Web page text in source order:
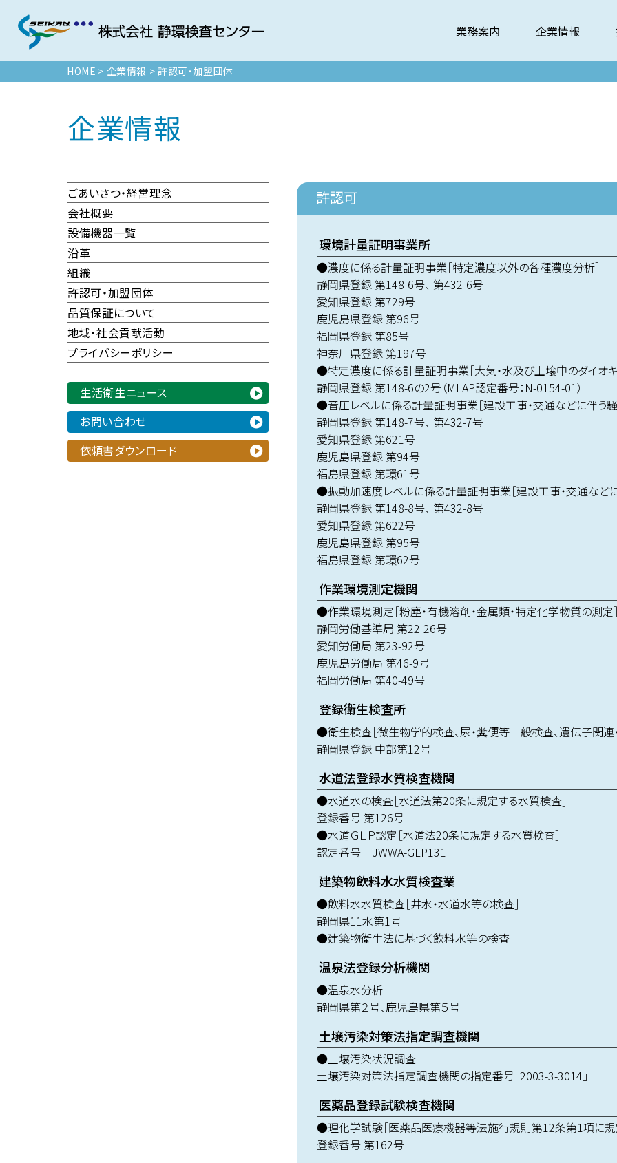
業務案内 企業情報
HOME > 企業情報 > 許認可・加盟団体
企業情報
ごあいさつ・経営理念
会社概要
設備機器一覧
沿革
組織
許認可・加盟団体
品質保証について
地域・社会貢献活動
プライバシーポリシー
生活衛生ニュース
お問い合わせ
依頼書ダウンロード
許認可
環境計量証明事業所
●濃度に係る計量証明事業［特定濃度以外の各種濃度分析］
静岡県登録 第148-6号、 第432-6号
愛知県登録 第729号
鹿児島県登録 第96号
福岡県登録 第85号
神奈川県登録 第197号
●特定濃度に係る計量証明事業［大気・水及び土壌中のダイオキ
静岡県登録 第148-6の2号（MLAP認定番号：N-0154-01）
●音圧レベルに係る計量証明事業［建設工事・交通などに伴う騒
静岡県登録 第148-7号、 第432-7号
愛知県登録 第621号
鹿児島県登録 第94号
福島県登録 第環61号
●振動加速度レベルに係る計量証明事業［建設工事・交通など
静岡県登録 第148-8号、 第432-8号
愛知県登録 第622号
鹿児島県登録 第95号
福島県登録 第環62号
作業環境測定機関
●作業環境測定［粉塵・有機溶剤・金属類・特定化学物質の測定］
静岡労働基準局 第22-26号
愛知労働局 第23-92号
鹿児島労働局 第46-9号
福岡労働局 第40-49号
登録衛生検査所
●衛生検査［微生物学的検査、尿・糞便等一般検査、遺伝子関連
静岡県登録 中部第12号
水道法登録水質検査機関
●水道水の検査［水道法第20条に規定する水質検査］
登録番号 第126号
●水道ＧＬＰ認定［水道法20条に規定する水質検査］
認定番号 JWWA-GLP131
建築物飲料水水質検査業
●飲料水水質検査［井水・水道水等の検査］
静岡県11水第1号
●建築物衛生法に基づく飲料水等の検査
温泉法登録分析機関
●温泉水分析
静岡県第２号、鹿児島県第５号
土壌汚染対策法指定調査機関
●土壌汚染状況調査
土壌汚染対策法指定調査機関の指定番号「2003-3-3014」
医薬品登録試験検査機関
●理化学試験［医薬品医療機器等法施行規則第12条第1項に規
登録番号 第162号